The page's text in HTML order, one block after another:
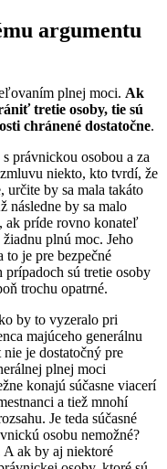
argumentu
plnej moci. Ak
tretie osoby, tie sú
chránené dostatočne.
právnickou osobou a za
niekto, kto tvrdí, že
určite by sa mala takáto
následne by sa malo
ak príde rovno konateľ
plnú moc. Jeho
to je pre bezpečné
sú tretie osoby
trochu opatrné.
by to vyzeralo pri
majúceho generálnu
je dostatočný pre
plnej moci
konajú súčasne viacerí
a tiež mnohí
Je teda súčasné
osobu nemožné?
A ak by aj niektoré